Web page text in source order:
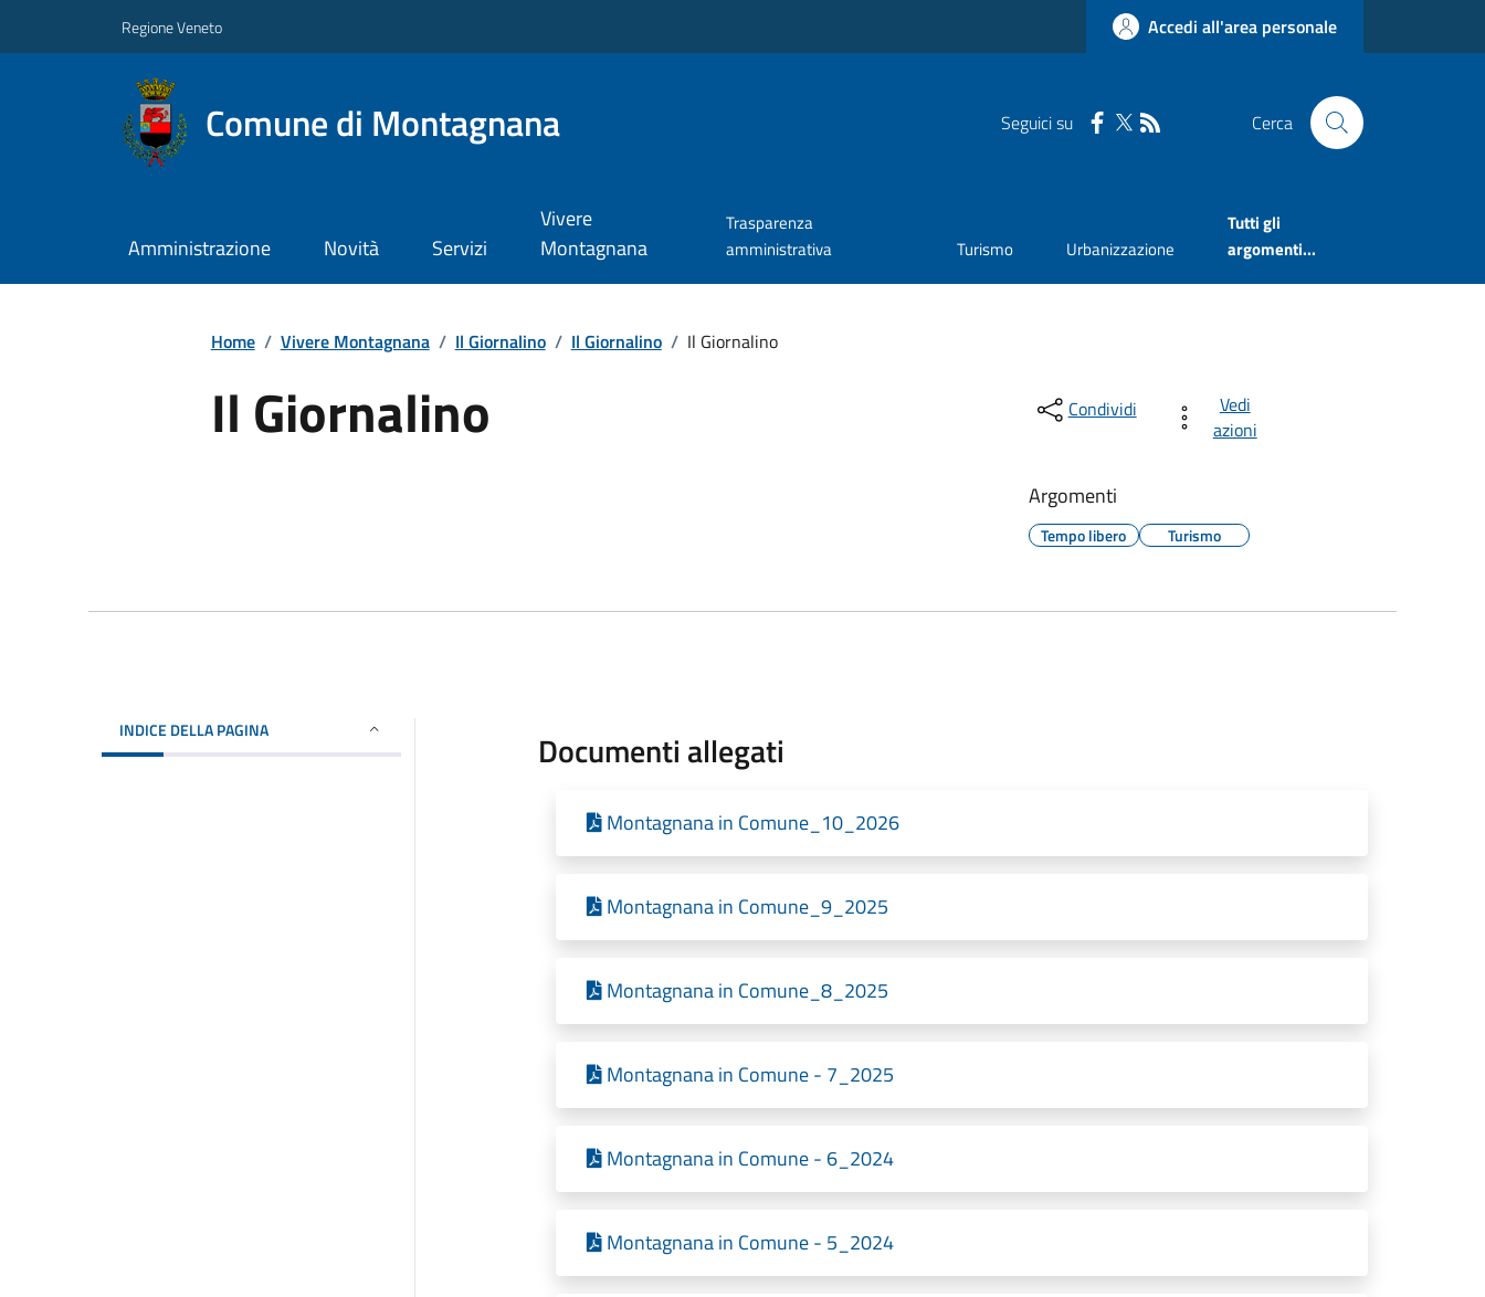
Regione Veneto Accedi all'area personale
Comune di Montagnana Seguici su Cerca
Amministrazione Novità Servizi
Vivere
Montagnana
Trasparenza
amministrativa
Turismo Urbanizzazione
Tutti gli
argomenti...
Home / Vivere Montagnana / Il Giornalino / Il Giornalino / Il Giornalino
Il Giornalino Condividi
Vedi
azioni
Argomenti
Tempo libero Turismo
INDICE DELLA PAGINA Documenti allegati
Montagnana in Comune_10_2026
Montagnana in Comune_9_2025
Montagnana in Comune_8_2025
Montagnana in Comune - 7_2025
Montagnana in Comune - 6_2024
Montagnana in Comune - 5_2024